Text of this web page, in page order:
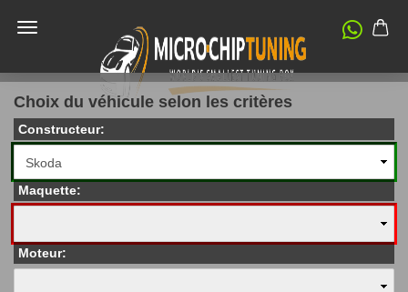
Choix du véhicule selon les critères
Constructeur:
Maquette:
Moteur: